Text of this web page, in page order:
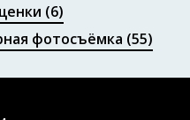
(6)
фотосъёмка (55)